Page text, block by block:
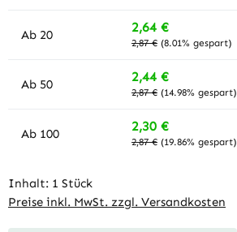
Ab 20 2,64 €
2,87 € (8.01% gespart)
Ab 50 2,44 €
2,87 € (14.98% gespart)
Ab 100 2,30 €
2,87 € (19.86% gespart)
Inhalt: 1 Stück
Preise inkl. MwSt. zzgl. Versandkosten